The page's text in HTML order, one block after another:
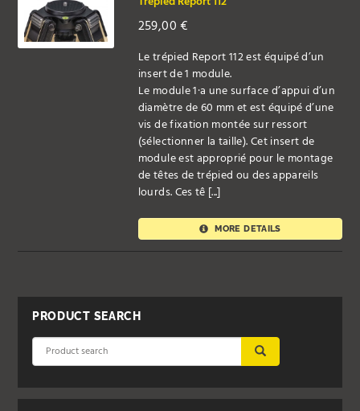
259,00€
Le trépied Report 112 est équipé d’un
insert de 1 module.
Le module 1·a une surface d’appui d’un
diamètre de 60 mm et est équipé d’une
vis de fixation montée sur ressort
(sélectionner la taille). Cet insert de
module est approprié pour le montage
de têtes de trépied ou des appareils
lourds. Ces tê [...]
MORE DETAILS
PRODUCT SEARCH